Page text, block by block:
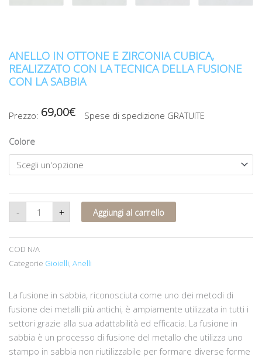
ANELLO IN OTTONE E ZIRCONIA CUBICA,
REALIZZATO CON LA TECNICA DELLA FUSIONE
CON LA SABBIA
Prezzo: 69,00€ Spese di spedizione GRATUITE
Colore
-
in
ottone
e
zirconia
cubica,
con
la
tecnica
della
con
sabbia
quantità
+ Aggiungi al carrello
COD N/A
Categorie Gioielli, Anelli
La fusione in sabbia, riconosciuta come uno dei metodi di
fusione dei metalli più antichi, è ampiamente utilizzata in tutti i
settori grazie alla sua adattabilità ed efficacia. La fusione in
sabbia è un processo di fusione del metallo che utilizza uno
stampo in sabbia non riutilizzabile per formare diverse forme